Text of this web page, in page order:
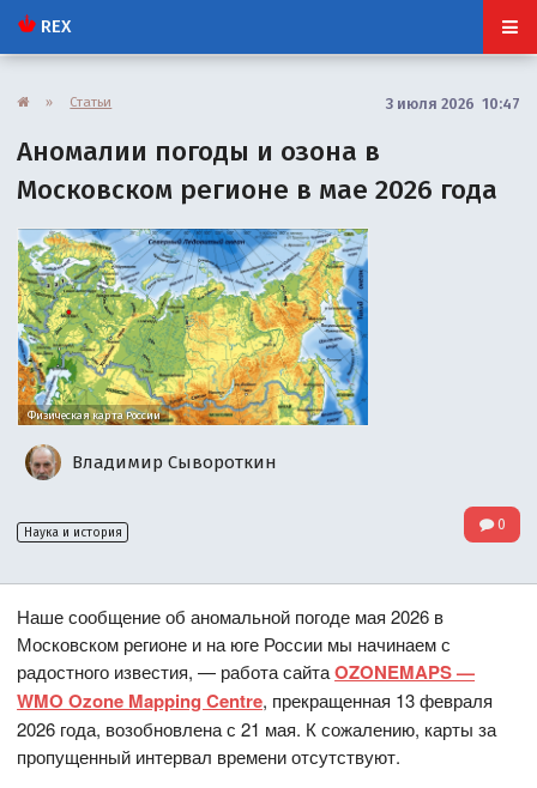
REX
» Статьи 3 июля 2026 10:47
Аномалии погоды и озона в
Московском регионе в мае 2026 года
Физическая карта России
Владимир Сывороткин
Наука и история 0
Наше сообщение об аномальной погоде мая 2026 в
Московском регионе и на юге России мы начинаем с
радостного известия, — работа сайтаOZONEMAPS —
WMO Ozone Mapping Centre, прекращенная 13 февраля
2026 года, возобновлена с 21 мая. К сожалению, карты за
пропущенный интервал времени отсутствуют.